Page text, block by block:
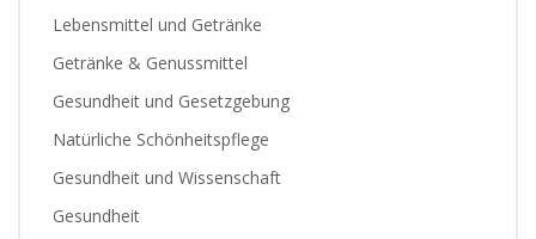
Lebensmittel und Getränke
Getränke & Genussmittel
Gesundheit und Gesetzgebung
Natürliche Schönheitspflege
Gesundheit und Wissenschaft
Gesundheit